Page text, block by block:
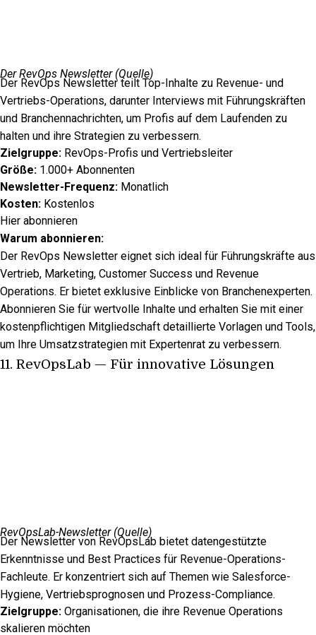
Der RevOps Newsletter (Quelle)
Der RevOps Newsletter teilt Top-Inhalte zu Revenue- und
Vertriebs-Operations, darunter Interviews mit Führungskräften
und Branchennachrichten, um Profis auf dem Laufenden zu
halten und ihre Strategien zu verbessern.
Zielgruppe: RevOps-Profis und Vertriebsleiter
Größe: 1.000+ Abonnenten
Newsletter-Frequenz: Monatlich
Kosten: Kostenlos
Hier abonnieren
Warum abonnieren:
Der RevOps Newsletter eignet sich ideal für Führungskräfte aus
Vertrieb, Marketing, Customer Success und Revenue
Operations. Er bietet exklusive Einblicke von Branchenexperten.
Abonnieren Sie für wertvolle Inhalte und erhalten Sie mit einer
kostenpflichtigen Mitgliedschaft detaillierte Vorlagen und Tools,
um Ihre Umsatzstrategien mit Expertenrat zu verbessern.
11. RevOpsLab — Für innovative Lösungen
RevOpsLab-Newsletter (Quelle)
Der Newsletter von RevOpsLab bietet datengestützte
Erkenntnisse und Best Practices für Revenue-Operations-
Fachleute. Er konzentriert sich auf Themen wie Salesforce-
Hygiene, Vertriebsprognosen und Prozess-Compliance.​
Zielgruppe: Organisationen, die ihre Revenue Operations
skalieren möchten